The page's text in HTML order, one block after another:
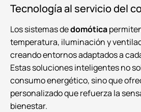
Tecnología al servicio del
Los sistemas dedomótica
temperatura, iluminación y
creando entornos adaptados a
Estas soluciones inteligentes no
consumo energético, sino que
personalizado que refuerza la
bienestar.